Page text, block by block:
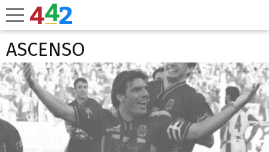
ASCENSO